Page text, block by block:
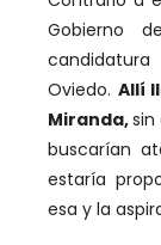
Gobierno
Oviedo. Allí
Miranda,sin
buscarían
estaría
esa y la